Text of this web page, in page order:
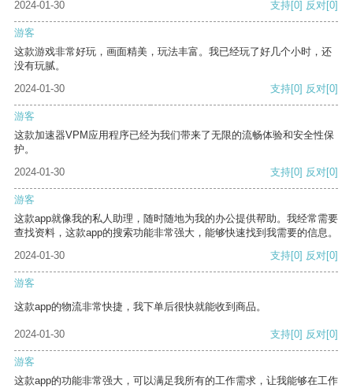
2024-01-30 支持[0] 反对[0]
游客
这款游戏非常好玩，画面精美，玩法丰富。我已经玩了好几个小时，还
没有玩腻。
2024-01-30
支持[0] 反对[0]
游客
这款加速器VPM应用程序已经为我们带来了无限的流畅体验和安全性保
护。
2024-01-30
支持[0] 反对[0]
游客
这款app就像我的私人助理，随时随地为我的办公提供帮助。我经常需要
查找资料，这款app的搜索功能非常强大，能够快速找到我需要的信息。
2024-01-30
支持[0] 反对[0]
游客
这款app的物流非常快捷，我下单后很快就能收到商品。
2024-01-30 支持[0] 反对[0]
游客
这款app的功能非常强大，可以满足我所有的工作需求，让我能够在工作